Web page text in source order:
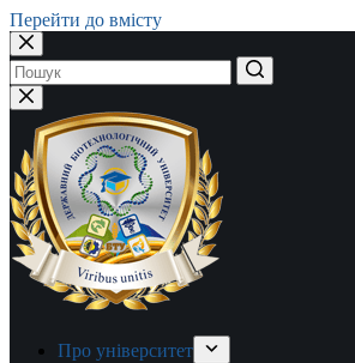
Перейти до вмісту
Немає
результатів
Про університет